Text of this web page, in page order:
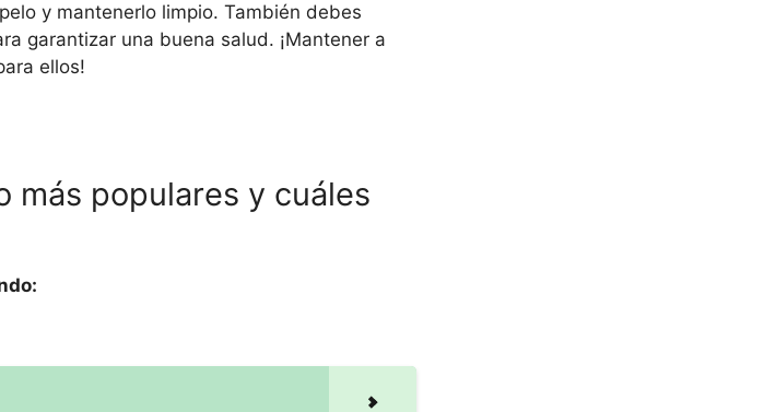
y mantenerlo limpio. También debes
garantizar una buena salud. ¡Mantener a
ellos!
más populares y cuáles